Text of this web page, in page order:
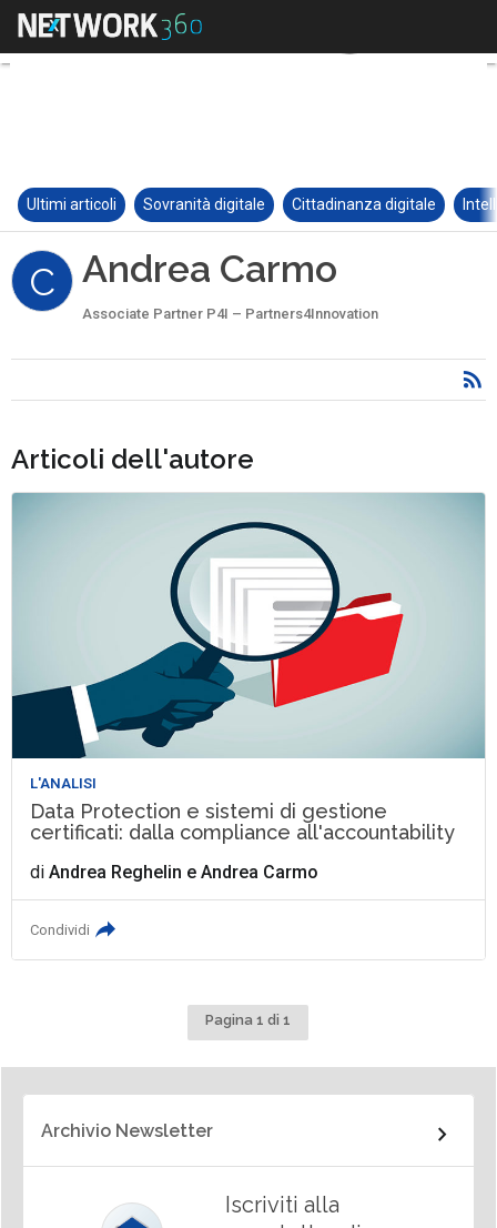
Ultimi articoli Sovranità digitale Cittadinanza digitale
C Andrea Carmo
Associate Partner P4I – Partners4Innovation
Articoli dell'autore
L'ANALISI
Data Protection e sistemi di gestione
certificati: dalla compliance all'accountability
diAndrea Reghelin eAndrea Carmo
Condividi
Pagina 1 di 1
Archivio Newsletter
Iscriviti alla